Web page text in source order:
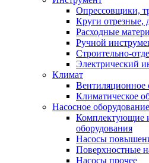
Опрессовщики,
Круги отрезные,
Расходные
Ручной
Строительно-
Электрический
Климат
Вентиляционное
Климатическое
Насосное оборудование
Комплектующие
оборудования
Насосы
Поверхностные
Насосы прочее